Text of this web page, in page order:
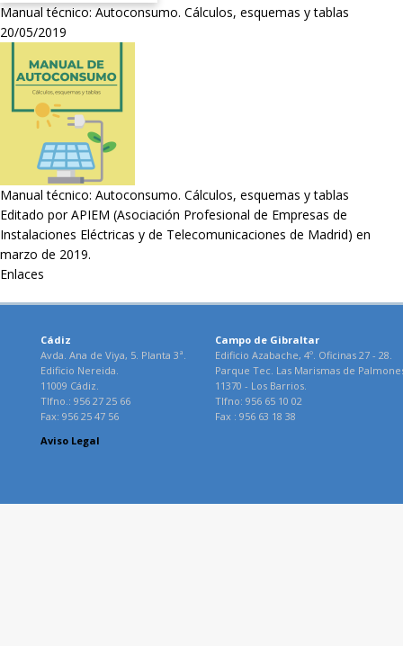
Manual técnico: Autoconsumo. Cálculos, esquemas y tablas
20/05/2019
Manual técnico: Autoconsumo. Cálculos, esquemas y tablas
Editado por APIEM (Asociación Profesional de Empresas de
Instalaciones Eléctricas y de Telecomunicaciones de Madrid) en
marzo de 2019.
Enlaces
Cádiz
Avda. Ana de Viya, 5. Planta 3ª.
Edificio Nereida.
11009 Cádiz.
Tlfno.: 956 27 25 66
Fax: 956 25 47 56
Campo de Gibraltar
Edificio Azabache, 4º. Oficinas 27 - 28.
Parque Tec. Las Marismas de
11370 - Los Barrios.
Tlfno: 956 65 10 02
Fax : 956 63 18 38
Aviso Legal